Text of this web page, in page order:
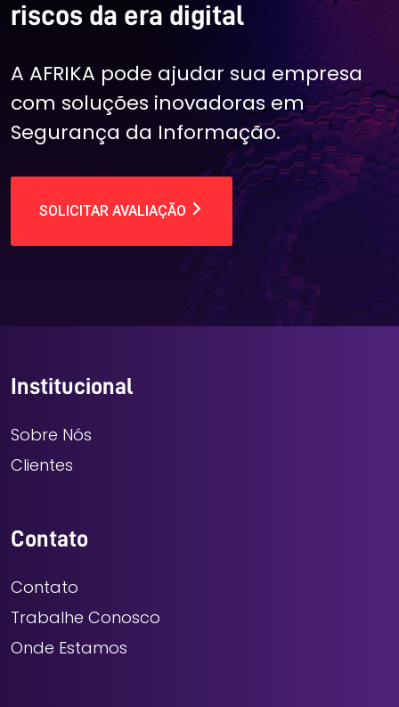
riscos da era digital
A AFRIKA pode ajudar sua empresa
com soluções inovadoras em
Segurança da Informação.
SOLICITAR AVALIAÇÃO
Institucional
Sobre Nós
Clientes
Contato
Contato
Trabalhe Conosco
Onde Estamos